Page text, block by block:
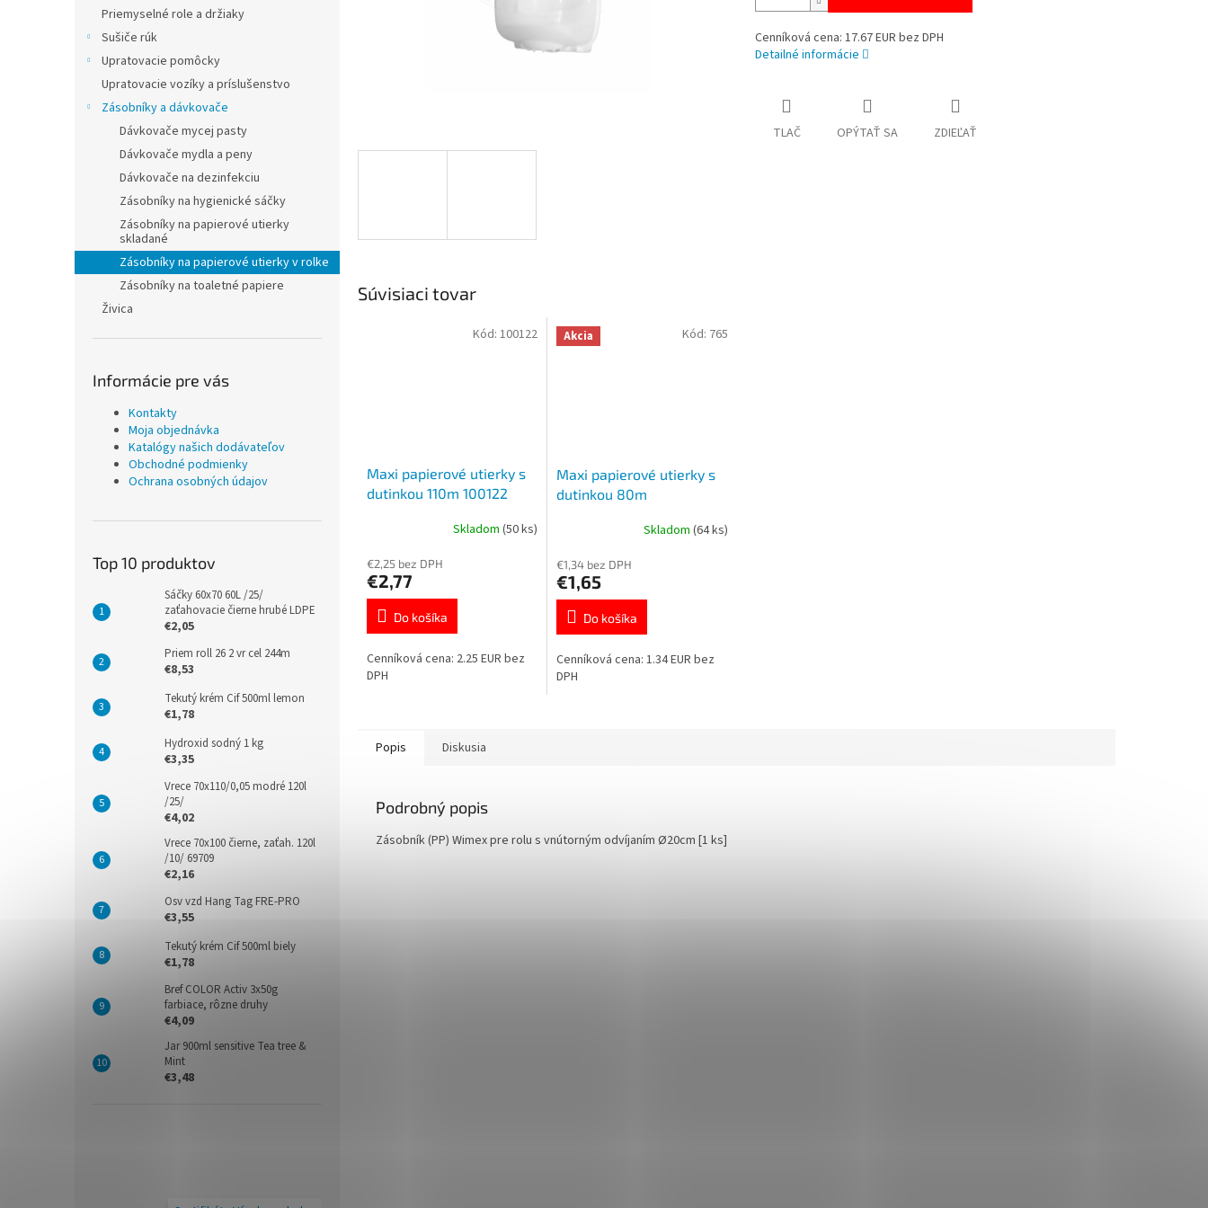
Priemyselné role a držiaky
Sušiče rúk
Upratovacie pomôcky
Upratovacie vozíky a príslušenstvo
Zásobníky a dávkovače
Dávkovače mycej pasty
Dávkovače mydla a peny
Dávkovače na dezinfekciu
Zásobníky na hygienické sáčky
Zásobníky na papierové utierky
skladané
Zásobníky na papierové utierky v rolke
Zásobníky na toaletné papiere
Živica
Informácie pre vás
Kontakty
Moja objednávka
Katalógy našich dodávateľov
Obchodné podmienky
Ochrana osobných údajov
Top 10 produktov
Sáčky 60x70 60L /25/
zaťahovacie čierne hrubé LDPE
€2,05
Priem roll 26 2 vr cel 244m
€8,53
Tekutý krém Cif 500ml lemon
€1,78
Hydroxid sodný 1 kg
€3,35
Vrece 70x110/0,05 modré 120l
/25/
€4,02
Vrece 70x100 čierne, zaťah. 120l
/10/ 69709
€2,16
Osv vzd Hang Tag FRE-PRO
€3,55
Tekutý krém Cif 500ml biely
€1,78
Bref COLOR Activ 3x50g
farbiace, rôzne druhy
€4,09
Jar 900ml sensitive Tea tree &
Mint
€3,48
Cenníková cena: 17.67 EUR bez DPH
Detailné informácie
TLAČ OPÝTAŤ SA ZDIEĽAŤ
Súvisiaci tovar
Maxi papierové utierky s
dutinkou 110m 100122
Skladom (50 ks)
€2,25 bez DPH
€2,77
Do košíka
Cenníková cena: 2.25 EUR bez
DPH
Kód: 100122 Akcia
Maxi papierové utierky s
dutinkou 80m
Skladom (64 ks)
€1,34 bez DPH
€1,65
Do košíka
Cenníková cena: 1.34 EUR bez
DPH
Kód: 765
Popis Diskusia
Podrobný popis
Zásobník (PP) Wimex pre rolu s vnútorným odvíjaním Ø20cm [1 ks]